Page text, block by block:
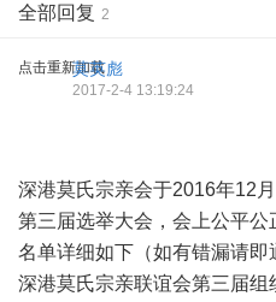
全部回复 2
点击重新加载
莫英彪
2017-2-4 13:19:24
深港莫氏宗亲会于2016年12
第三届选举大会，会上公平公
名单详细如下（如有错漏请即
深港莫氏宗亲联谊会第三届组